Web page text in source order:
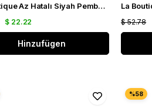
La Boutique Az Hatalı Siyah Pembe Desenli Tivil İpek Eşarp 1631 - 07
$ 22.22
Hinzufügen
$ 52.78